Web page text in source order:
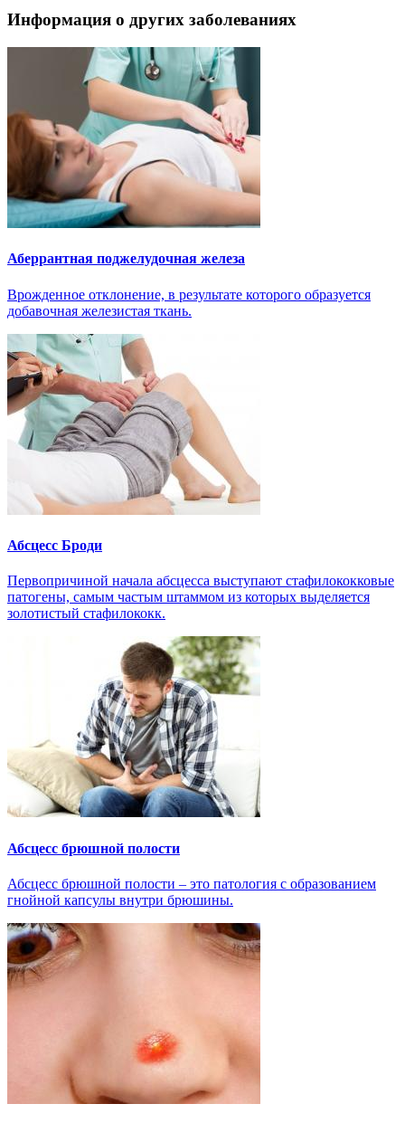
Информация о других заболеваниях
Аберрантная поджелудочная железа
Врожденное отклонение, в результате которого образуется
добавочная железистая ткань.
Абсцесс Броди
Первопричиной начала абсцесса выступают стафилококковые
патогены, самым частым штаммом из которых выделяется
золотистый стафилококк.
Абсцесс брюшной полости
Абсцесс брюшной полости – это патология с образованием
гнойной капсулы внутри брюшины.